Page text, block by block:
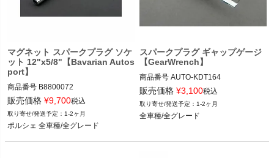
マグネット スパークプラグ ソケ
ット 12"x5/8"【Bavarian Autos
port】
商品番号 B8800072
B8800072
販売価格 ¥9,700税込
1-2ヶ月
ポルシェ 全車種/全グレード
スパークプラグ ギャップゲージ
【GearWrench】
商品番号 AUTO-KDT164
KDT164
全車種/全グレード
販売価格 ¥3,100税込
1-2ヶ月
全車種/全グレード